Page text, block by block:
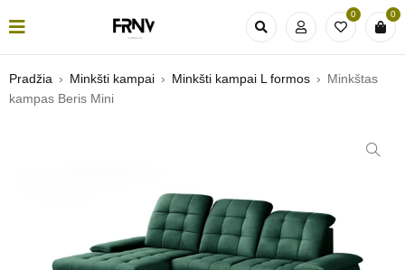
0 0
Pradžia › Minkšti kampai › Minkšti kampai L formos › Minkštas
kampas Beris Mini